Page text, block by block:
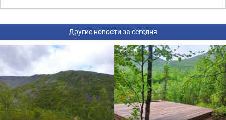
Другие новости за сегодня